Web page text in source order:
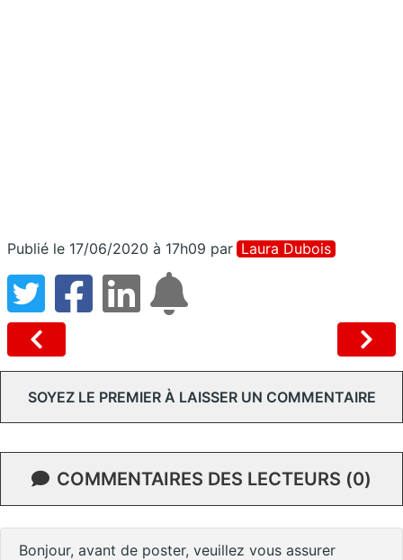
Publié le 17/06/2020 à 17h09 par Laura Dubois
SOYEZ LE PREMIER À LAISSER UN COMMENTAIRE
COMMENTAIRES DES LECTEURS (0)
Bonjour, avant de poster, veuillez vous assurer